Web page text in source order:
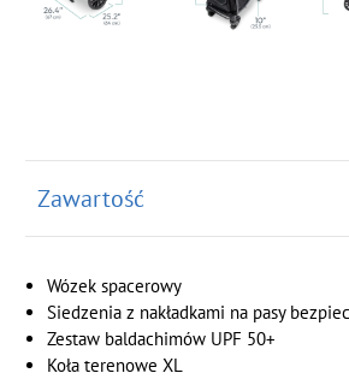
Zawartość
Wózek spacerowy
Siedzenia z nakładkami na pasy
Zestaw baldachimów UPF 50+
Koła terenowe XL